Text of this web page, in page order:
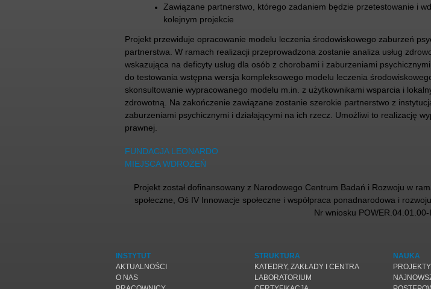
Zawiązane partnerstwo, którego zadaniem będzie przetestowanie i
kolejnym projekcie
Projekt przewiduje opracowanie modelu leczenia środowiskowego zaburzeń
partnerstwa. W ramach realizacji przeprowadzona zostanie analiza usług
wskazująca na deficyty usług dla osób z chorobami i zaburzeniami
do testowania wstępna wersja kompleksowego modelu leczenia
skonsultowanie wypracowanego modelu m.in. z użytkownikami wsparcia i
zdrowotną. Na zakończenie zawiązane zostanie szerokie partnerstwo z
zaburzeniami psychicznymi i działającymi na ich rzecz. Umożliwi to realizację
prawnej.
FUNDACJA LEONARDO
MIEJSCA WDROŻEŃ
Projekt został dofinansowany z Narodowego Centrum Badań i Rozwoju w
społeczne, Oś IV Innowacje społeczne i współpraca ponadnarodowa i
Nr wniosku
INSTYTUT
AKTUALNOŚCI
O NAS
STRUKTURA
KATEDRY, ZAKŁADY I CENTRA
LABORATORIUM
NAUKA